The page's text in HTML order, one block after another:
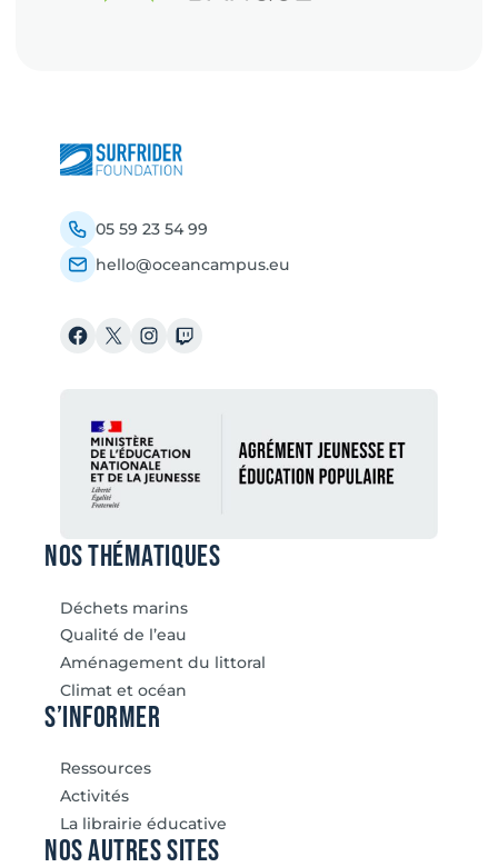
05 59 23 54 99
hello@oceancampus.eu
Facebook
X Instagram
Twitch
Nos thématiques
Déchets marins
Qualité de l’eau
Aménagement du littoral
Climat et océan
S’informer
Ressources
Activités
La librairie éducative
Nos autres sites